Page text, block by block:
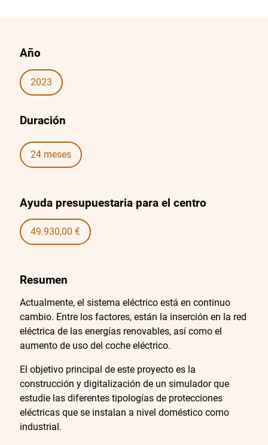
Año
2023
Duración
24 meses
Ayuda presupuestaria para el centro
49.930,00 €
Resumen
Actualmente, el sistema eléctrico está en continuo
cambio. Entre los factores, están la inserción en la red
eléctrica de las energías renovables, así como el
aumento de uso del coche eléctrico.
El objetivo principal de este proyecto es la
construcción y digitalización de un simulador que
estudie las diferentes tipologías de protecciones
eléctricas que se instalan a nivel doméstico como
industrial.